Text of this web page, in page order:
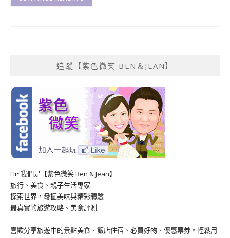
追蹤【紫色微笑 BEN＆JEAN】
Hi~我們是【紫色微笑 Ben & Jean】
旅行、美食、親子生活專家
探索世界，發掘美味與精彩體驗
最真實的旅遊攻略、美食評測
喜歡分享旅遊中的景點美食、飯店住宿、必買好物、優惠票券。輕鬆用